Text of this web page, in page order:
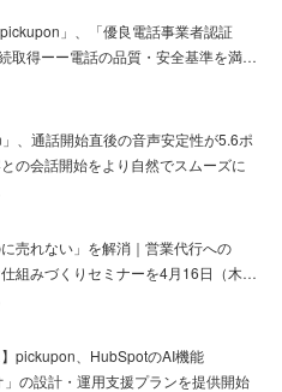
」、「優良電話事業者認証
取得ーー電話の品質・安全基準を満…
、通話開始直後の音声安定性が5.6ポ
の会話開始をより自然でスムーズに
に売れない」を解消｜営業代行への
仕組みづくりセミナーを4月16日（木…
】pickupon、HubSpotのAI機能
」の設計・運用支援プランを提供開始